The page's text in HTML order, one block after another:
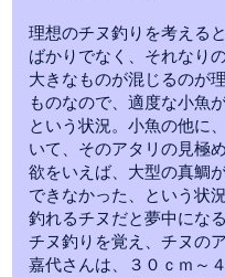
理想のチヌ釣りを考える
ばかりでなく、それなり
大きなものが混じるのが
ものなので、適度な小魚
という状況。小魚の他に
いて、そのアタリの見極
欲をいえば、大型の真鯛
できなかった、という状
釣れるチヌだと夢中にな
チヌ釣りを覚え、チヌの
嘉代さんは、３０ｃｍ～